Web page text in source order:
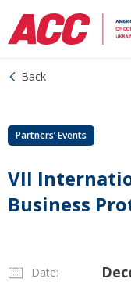
Back
Partners’ Events
VII
Business
Date: